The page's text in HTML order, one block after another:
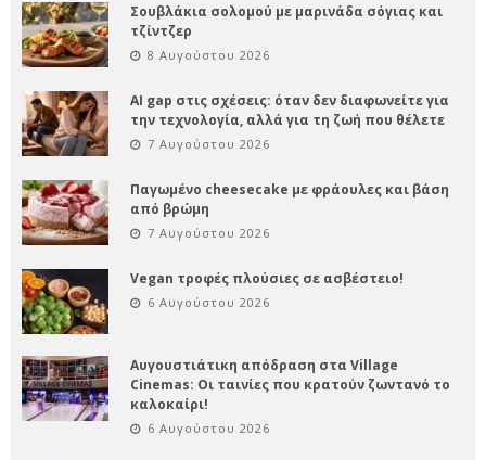
Σουβλάκια σολομού με μαρινάδα σόγιας και
τζίντζερ
8 Αυγούστου 2026
AI gap στις σχέσεις: όταν δεν διαφωνείτε για
την τεχνολογία, αλλά για τη ζωή που θέλετε
7 Αυγούστου 2026
Παγωμένο cheesecake με φράουλες και βάση
από βρώμη
7 Αυγούστου 2026
Vegan τροφές πλούσιες σε ασβέστειο!
6 Αυγούστου 2026
Αυγουστιάτικη απόδραση στα Village
Cinemas: Οι ταινίες που κρατούν ζωντανό το
καλοκαίρι!
6 Αυγούστου 2026